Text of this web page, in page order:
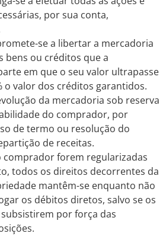
por sua conta,
se a libertar a mercadoria
bens ou créditos que a
em que o seu valor ultrapasse
o valor dos créditos garantidos.
da mercadoria sob reserva
do comprador, por
de termo ou resolução do
de receitas.
comprador forem regularizadas
todos os direitos decorrentes da
mantêm-se enquanto não
os débitos diretos, salvo se os
por força das